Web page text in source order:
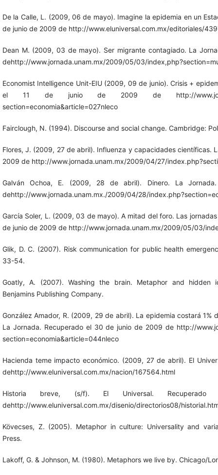
De la Calle, L. (2009, 06 de mayo). Imagine la epidemia en un
de junio de 2009 de http://www.eluniversal.com.mx/editoriales/
Dean M. (2009, 03 de mayo). Ser migrante contagiado. La
dehttp://www.jornada.unam.mx/2009/05/03/
Economist Intelligence Unit-EIU (2009, 09 de junio). Crisis +
el 11 de junio de 2009 de http://
section=economia&article=027nleco
Fairclough, N. (1994). Discourse and social change. Cambridge:
Flores, J. (2009, 27 de abril). Influenza y capacidades científicas.
2009 de http://www.jornada.unam.mx/2009/04/27/
Galván Ochoa, E. (2009, 28 de abril). Dinero. La
dehttp://www.jornada.unam.mx./2009/04/28/
García Soler, L. (2009, 03 de mayo). A mitad del foro. Las
de junio de 2009 de http://www.jornada.unam.mx/2009/05/03/
Glik, D. C. (2007). Risk communication for public health
33-54.
Goatly, A. (2007). Washing the brain. Metaphor and hidden
Benjamins Publishing Company.
González Amador, R. (2009, 29 de abril). La epidemia costará 1%
La Jornada. Recuperado el 30 de junio de 2009 de http://
section=economia&article=044nleco
Hacienda teme impacto económico. (2009, 27 de abril). El
dehttp://www.eluniversal.com.mx/nacion/167564.html
Historia breve, (s/f). El Universal.
dehttp://www.eluniversal.com.mx/disenio/directorios08/
Kövecses, Z. (2005). Metaphor in culture: Universality and
Press.
Lakoff, G. & Johnson, M. (1980). Metaphors we live by. Chicago/